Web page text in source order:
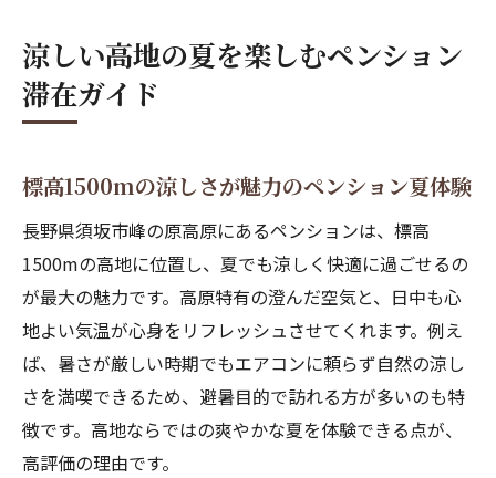
涼しい高地の夏を楽しむペンション
滞在ガイド
標高1500mの涼しさが魅力のペンション夏体験
長野県須坂市峰の原高原にあるペンションは、標高
1500mの高地に位置し、夏でも涼しく快適に過ごせるの
が最大の魅力です。高原特有の澄んだ空気と、日中も心
地よい気温が心身をリフレッシュさせてくれます。例え
ば、暑さが厳しい時期でもエアコンに頼らず自然の涼し
さを満喫できるため、避暑目的で訪れる方が多いのも特
徴です。高地ならではの爽やかな夏を体験できる点が、
高評価の理由です。